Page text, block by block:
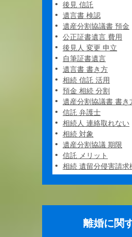
後見 信託
遺言書 検認
遺産分割協議書 預金
公正証書遺言 費用
後見人 変更 申立
自筆証書遺言
遺言書 書き方
相続 信託 活用
預金 相続 分割
遺産分割協議書 書き
信託 弁護士
相続人 連絡取れない
相続 対象
遺産分割協議 期限
信託 メリット
相続 遺留分侵害請求
離婚に関